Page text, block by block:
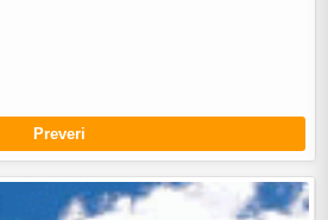
Preveri